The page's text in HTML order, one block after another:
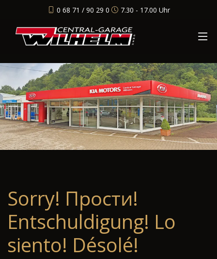
0 68 71 / 90 29 0 7.30 - 17.00 Uhr
Sorry! Прости!
Entschuldigung! Lo
siento! Désolé!